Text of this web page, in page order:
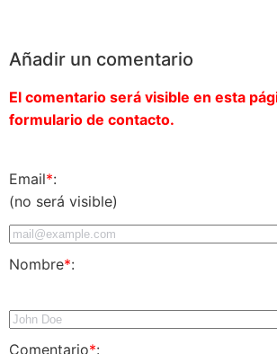
Añadir un comentario
El comentario será visible en esta
formulario de contacto.
Email*:
(no será visible)
Nombre*:
Comentario*: